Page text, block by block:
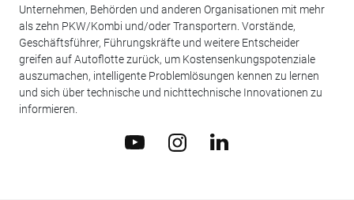
Unternehmen, Behörden und anderen Organisationen mit mehr
als zehn PKW/Kombi und/oder Transportern. Vorstände,
Geschäftsführer, Führungskräfte und weitere Entscheider
greifen auf Autoflotte zurück, um Kostensenkungspotenziale
auszumachen, intelligente Problemlösungen kennen zu lernen
und sich über technische und nichttechnische Innovationen zu
informieren.